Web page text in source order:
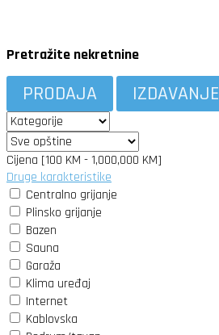
Pretražite nekretnine
PRODAJA IZDAVANJE
Cijena [100 KM -1,000,000 KM]
Druge karakteristike
Centralno grijanje
Plinsko grijanje
Bazen
Sauna
Garaža
Klima uređaj
Internet
Kablovska